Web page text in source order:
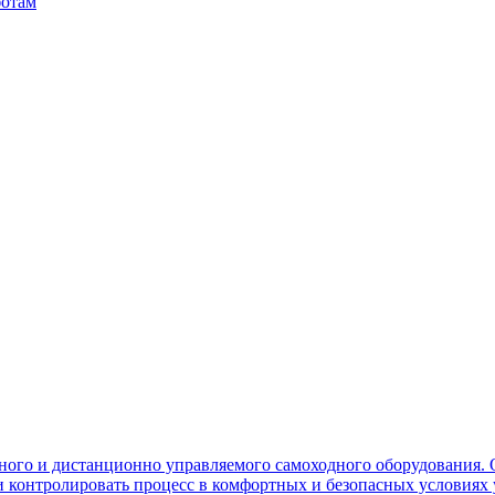
и дистанционно управляемого самоходного
процесс в комфортных и безопасных условиях